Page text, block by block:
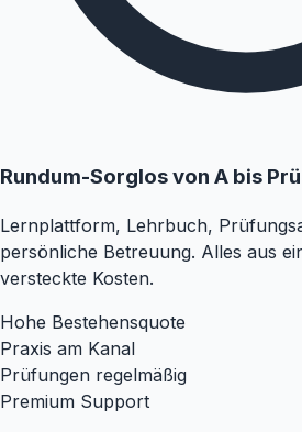
Rundum-Sorglos von A bis
Lernplattform, Lehrbuch,
persönliche Betreuung. Alles aus
versteckte Kosten.
Hohe Bestehensquote
Praxis am Kanal
Prüfungen regelmäßig
Premium Support